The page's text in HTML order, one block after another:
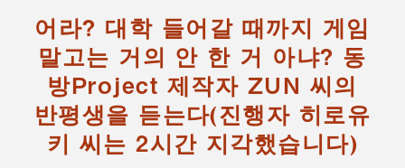
어라? 대학 들어갈 때까지 게임
말고는 거의 안 한 거 아냐? 동
방Project 제작자 ZUN 씨의
반평생을 듣는다(진행자 히로유
키 씨는 2시간 지각했습니다)